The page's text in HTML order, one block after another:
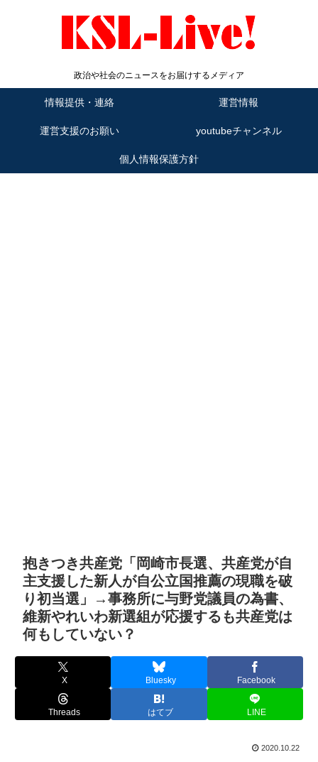
政治や社会のニュースをお届けするメディア
情報提供・連絡 運営情報
運営支援のお願い youtubeチャンネル
個人情報保護方針
抱きつき共産党「岡崎市長選、共産党が自
主支援した新人が自公立国推薦の現職を破
り初当選」→事務所に与野党議員の為書、
維新やれいわ新選組が応援するも共産党は
何もしていない？
X Bluesky Facebook
Threads はてブ LINE
2020.10.22